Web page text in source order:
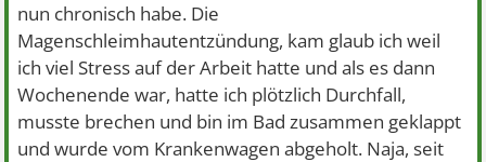
nun chronisch habe. Die
Magenschleimhautentzündung, kam glaub ich weil
ich viel Stress auf der Arbeit hatte und als es dann
Wochenende war, hatte ich plötzlich Durchfall,
musste brechen und bin im Bad zusammen geklappt
und wurde vom Krankenwagen abgeholt. Naja, seit